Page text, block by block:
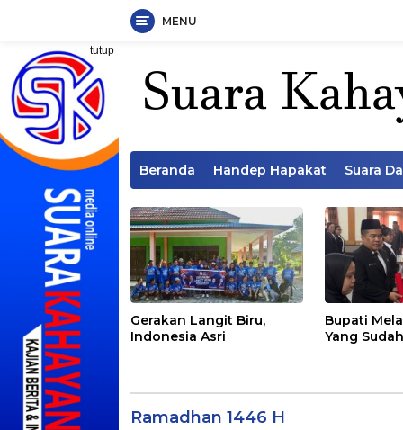
Langsung
konten
MENU
tutup
Beranda Handep Hapakat Suara
Gerakan Langit Biru,
Indonesia Asri
Bupati
Yang
Ramadhan 1446 H